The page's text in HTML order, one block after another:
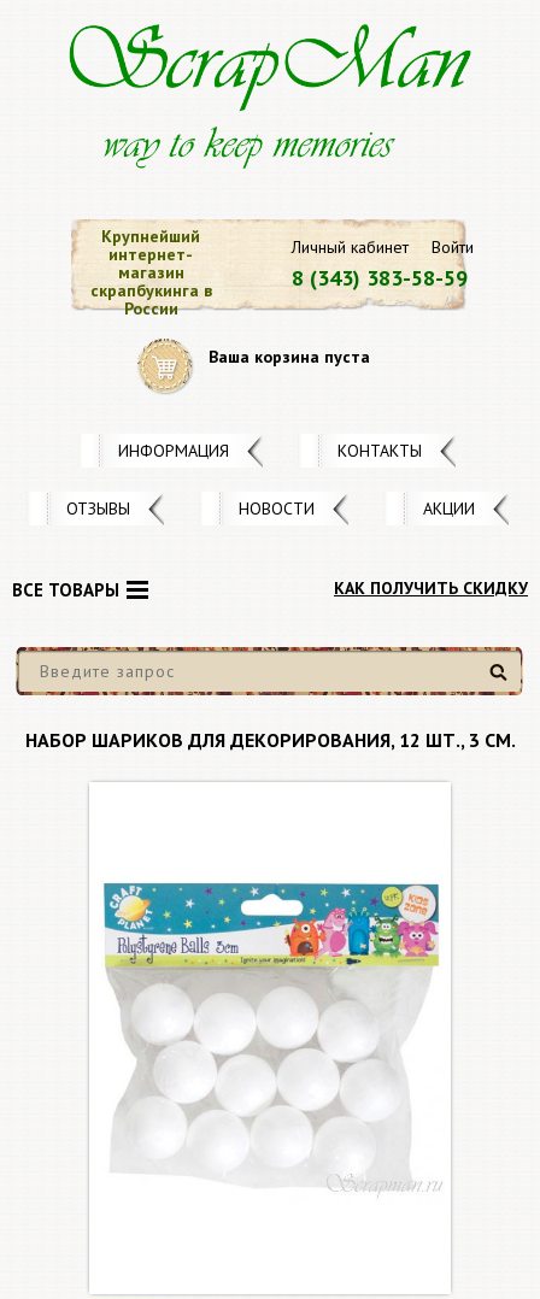
Личный кабинет Войти
8 (343) 383-58-59
Крупнейший
интернет-
магазин
скрапбукинга в
России
Ваша корзина пуста
ИНФОРМАЦИЯ КОНТАКТЫ
ОТЗЫВЫ НОВОСТИ АКЦИИ
КАК ПОЛУЧИТЬ СКИДКУ
Найти
ВСЕ ТОВАРЫ
НАБОР ШАРИКОВ ДЛЯ ДЕКОРИРОВАНИЯ, 12 ШТ., 3 СМ.